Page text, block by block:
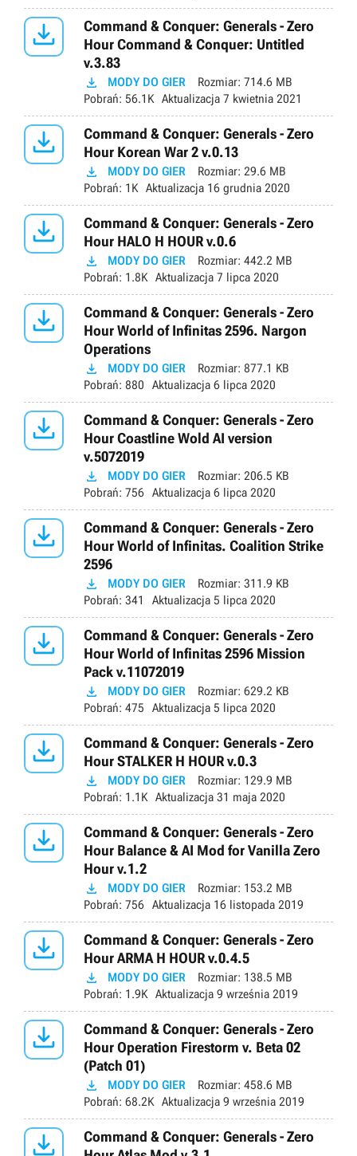

Command & Conquer: Generals - Zero
Hour Command & Conquer: Untitled
v.3.83
 MODY DO GIER Rozmiar: 714.6 MB
Pobrań: 56.1K Aktualizacja 7 kwietnia 2021

Command & Conquer: Generals - Zero
Hour Korean War 2 v.0.13
 MODY DO GIER Rozmiar: 29.6 MB
Pobrań: 1K Aktualizacja 16 grudnia 2020

Command & Conquer: Generals - Zero
Hour HALO H HOUR v.0.6
 MODY DO GIER Rozmiar: 442.2 MB
Pobrań: 1.8K Aktualizacja 7 lipca 2020

Command & Conquer: Generals - Zero
Hour World of Infinitas 2596. Nargon
Operations
 MODY DO GIER Rozmiar: 877.1 KB
Pobrań: 880 Aktualizacja 6 lipca 2020

Command & Conquer: Generals - Zero
Hour Coastline Wold AI version
v.5072019
 MODY DO GIER Rozmiar: 206.5 KB
Pobrań: 756 Aktualizacja 6 lipca 2020

Command & Conquer: Generals - Zero
Hour World of Infinitas. Coalition Strike
2596
 MODY DO GIER Rozmiar: 311.9 KB
Pobrań: 341 Aktualizacja 5 lipca 2020

Command & Conquer: Generals - Zero
Hour World of Infinitas 2596 Mission
Pack v.11072019
 MODY DO GIER Rozmiar: 629.2 KB
Pobrań: 475 Aktualizacja 5 lipca 2020

Command & Conquer: Generals - Zero
Hour STALKER H HOUR v.0.3
 MODY DO GIER Rozmiar: 129.9 MB
Pobrań: 1.1K Aktualizacja 31 maja 2020

Command & Conquer: Generals - Zero
Hour Balance & AI Mod for Vanilla Zero
Hour v.1.2
 MODY DO GIER Rozmiar: 153.2 MB
Pobrań: 756 Aktualizacja 16 listopada 2019

Command & Conquer: Generals - Zero
Hour ARMA H HOUR v.0.4.5
 MODY DO GIER Rozmiar: 138.5 MB
Pobrań: 1.9K Aktualizacja 9 września 2019

Command & Conquer: Generals - Zero
Hour Operation Firestorm v. Beta 02
(Patch 01)
 MODY DO GIER Rozmiar: 458.6 MB
Pobrań: 68.2K Aktualizacja 9 września 2019

Command & Conquer: Generals - Zero